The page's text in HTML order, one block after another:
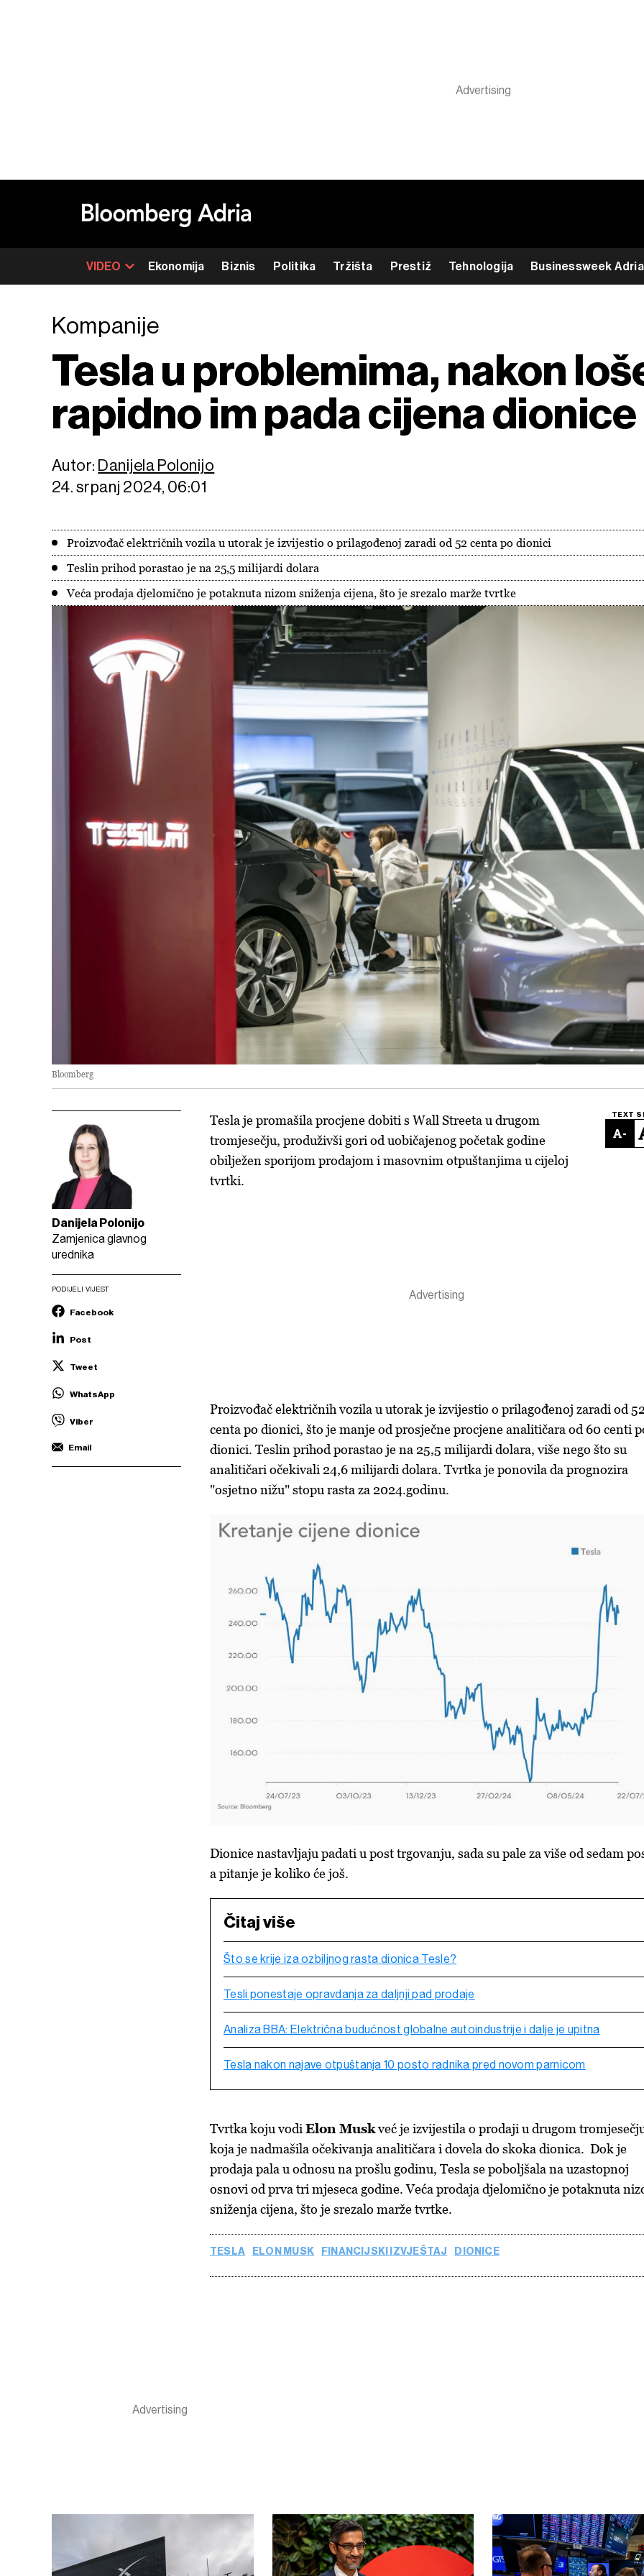
VIDEO Ekonomija Biznis Politika Tržišta Prestiž Tehnologija Businessweek Adria
Kompanije
Tesla u problemima, nakon
rapidno im pada cijena dionice
Autor: Danijela Polonijo
24. srpanj 2024, 06:01
Proizvođač električnih vozila u utorak je izvijestio o prilagođenoj zaradi od 52 centa po dionici
Teslin prihod porastao je na 25,5 milijardi dolara
Veća prodaja djelomično je potaknuta nizom sniženja cijena, što je srezalo marže tvrtke
Bloomberg
Danijela Polonijo
Zamjenica glavnog
urednika
PODIJELI VIJEST
Facebook
Post
Tweet
WhatsApp
Viber
Email
TEXT
-
Tesla je promašila procjene dobiti s Wall Streeta u drugom
tromjesečju, produživši gori od uobičajenog početak godine
obilježen sporijom prodajom i masovnim otpuštanjima u cijeloj
tvrtki.
Proizvođač električnih vozila u utorak je izvijestio o prilagođenoj zaradi od
centa po dionici, što je manje od prosječne procjene analitičara od 60 centi
dionici. Teslin prihod porastao je na 25,5 milijardi dolara, više nego što su
analitičari očekivali 24,6 milijardi dolara. Tvrtka je ponovila da prognozira
"osjetno nižu" stopu rasta za 2024.godinu.
Dionice nastavljaju padati u post trgovanju, sada su pale za više od sedam
a pitanje je koliko će još.
Čitaj više
Što se krije iza ozbiljnog rasta dionica Tesle?
Tesli ponestaje opravdanja za daljnji pad prodaje
Analiza BBA: Električna budućnost globalne autoindustrije i dalje je upitna
Tesla nakon najave otpuštanja 10 posto radnika pred novom parnicom
Tvrtka koju vodi Elon Muskveć je izvijestila o prodaji u drugom
koja je nadmašila očekivanja analitičara i dovela do skoka dionica. Dok je
prodaja pala u odnosu na prošlu godinu, Tesla se poboljšala na uzastopnoj
osnovi od prva tri mjeseca godine. Veća prodaja djelomično je potaknuta
sniženja cijena, što je srezalo marže tvrtke.
TESLA ELON MUSK FINANCIJSKI IZVJEŠTAJ DIONICE